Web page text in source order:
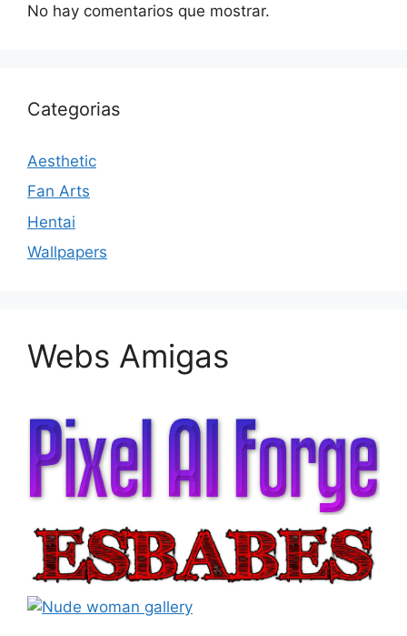
No hay comentarios que mostrar.
Categorias
Aesthetic
Fan Arts
Hentai
Wallpapers
Webs Amigas